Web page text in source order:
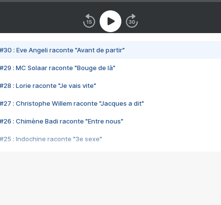
#30 : Eve Angeli raconte "Avant de partir"
#29 : MC Solaar raconte "Bouge de là"
#28 : Lorie raconte "Je vais vite"
#27 : Christophe Willem raconte "Jacques a dit"
#26 : Chimène Badi raconte "Entre nous"
#25 : Indochine raconte "3e sexe"